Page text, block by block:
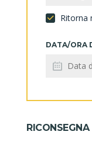
Ritorna
DATA/ORA
RICONSEGNA